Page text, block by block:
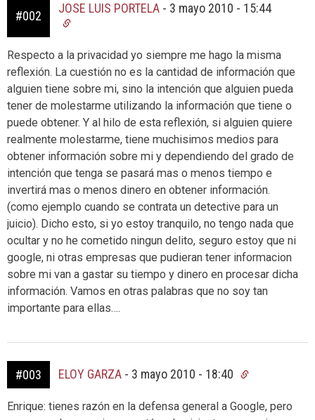
#002
JOSE LUIS PORTELA - 3 mayo 2010 - 15:44
Respecto a la privacidad yo siempre me hago la misma
reflexión. La cuestión no es la cantidad de información que
alguien tiene sobre mi, sino la intención que alguien pueda
tener de molestarme utilizando la información que tiene o
puede obtener. Y al hilo de esta reflexión, si alguien quiere
realmente molestarme, tiene muchisimos medios para
obtener información sobre mi y dependiendo del grado de
intención que tenga se pasará mas o menos tiempo e
invertirá mas o menos dinero en obtener información.
(como ejemplo cuando se contrata un detective para un
juicio). Dicho esto, si yo estoy tranquilo, no tengo nada que
ocultar y no he cometido ningun delito, seguro estoy que ni
google, ni otras empresas que pudieran tener informacion
sobre mi van a gastar su tiempo y dinero en procesar dicha
información. Vamos en otras palabras que no soy tan
importante para ellas….
#003 ELOY GARZA - 3 mayo 2010 - 18:40
Enrique: tienes razón en la defensa general a Google, pero